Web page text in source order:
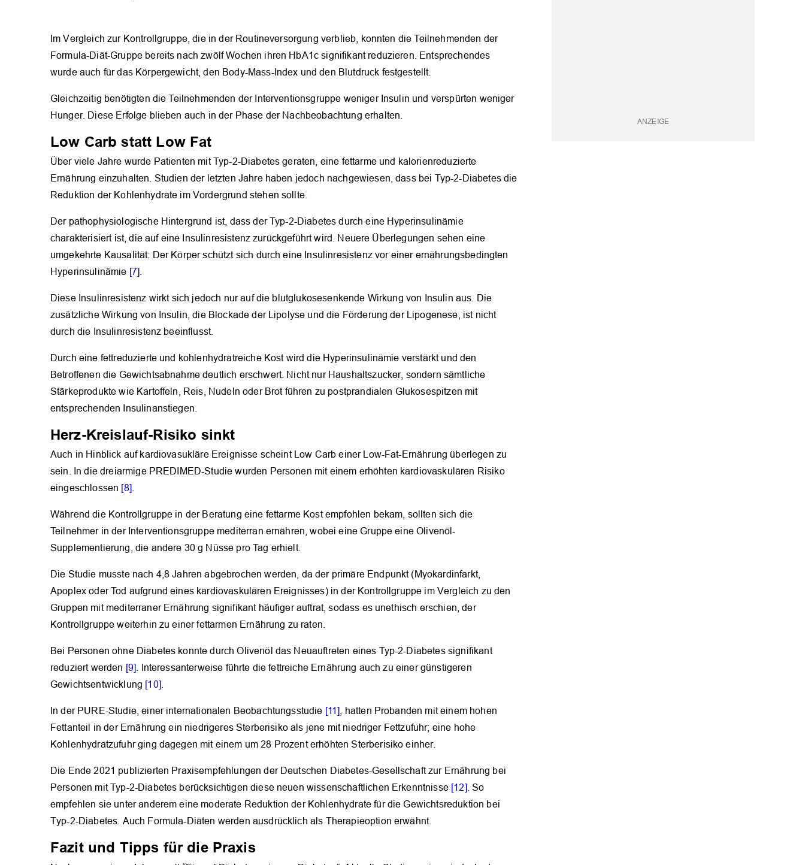
Im Vergleich zur Kontrollgruppe, die in der Routineversorgung verblieb, konnten die Teilnehmenden der
Formula-Diät-Gruppe bereits nach zwölf Wochen ihren HbA1c signifikant reduzieren. Entsprechendes
wurde auch für das Körpergewicht, den Body-Mass-Index und den Blutdruck festgestellt.
Gleichzeitig benötigten die Teilnehmenden der Interventionsgruppe weniger Insulin und verspürten weniger
Hunger. Diese Erfolge blieben auch in der Phase der Nachbeobachtung erhalten.
Low Carb statt Low Fat
Über viele Jahre wurde Patienten mit Typ-2-Diabetes geraten, eine fettarme und kalorienreduzierte
Ernährung einzuhalten. Studien der letzten Jahre haben jedoch nachgewiesen, dass bei Typ-2-Diabetes die
Reduktion der Kohlenhydrate im Vordergrund stehen sollte.
Der pathophysiologische Hintergrund ist, dass der Typ-2-Diabetes durch eine Hyperinsulinämie
charakterisiert ist, die auf eine Insulinresistenz zurückgeführt wird. Neuere Überlegungen sehen eine
umgekehrte Kausalität: Der Körper schützt sich durch eine Insulinresistenz vor einer ernährungsbedingten
Hyperinsulinämie [7]
Diese Insulinresistenz wirkt sich jedoch nur auf die blutglukosesenkende Wirkung von Insulin aus. Die
zusätzliche Wirkung von Insulin, die Blockade der Lipolyse und die Förderung der Lipogenese, ist nicht
durch die Insulinresistenz beeinflusst.
Durch eine fettreduzierte und kohlenhydratreiche Kost wird die Hyperinsulinämie verstärkt und den
Betroffenen die Gewichtsabnahme deutlich erschwert. Nicht nur Haushaltszucker, sondern sämtliche
Stärkeprodukte wie Kartoffeln, Reis, Nudeln oder Brot führen zu postprandialen Glukosespitzen mit
entsprechenden Insulinanstiegen.
Herz-Kreislauf-Risiko sinkt
Auch in Hinblick auf kardiovasukläre Ereignisse scheint Low Carb einer Low-Fat-Ernährung überlegen zu
sein. In die dreiarmige PREDIMED-Studie wurden Personen mit einem erhöhten kardiovaskulären Risiko
eingeschlossen [8]
Während die Kontrollgruppe in der Beratung eine fettarme Kost empfohlen bekam, sollten sich die
Teilnehmer in der Interventionsgruppe mediterran ernähren, wobei eine Gruppe eine Olivenöl-
Supplementierung, die andere 30 g Nüsse pro Tag erhielt.
Die Studie musste nach 4,8 Jahren abgebrochen werden, da der primäre Endpunkt (Myokardinfarkt,
Apoplex oder Tod aufgrund eines kardiovaskulären Ereignisses) in der Kontrollgruppe im Vergleich zu den
Gruppen mit mediterraner Ernährung signifikant häufiger auftrat, sodass es unethisch erschien, der
Kontrollgruppe weiterhin zu einer fettarmen Ernährung zu raten.
Bei Personen ohne Diabetes konnte durch Olivenöl das Neuauftreten eines Typ-2-Diabetes signifikant
reduziert werden [9]
. Interessanterweise führte die fettreiche Ernährung auch zu einer günstigeren
Gewichtsentwicklung [10]
In der PURE-Studie, einer internationalen Beobachtungsstudie [11]
, hatten Probanden mit einem hohen
Fettanteil in der Ernährung ein niedrigeres Sterberisiko als jene mit niedriger Fettzufuhr; eine hohe
Kohlenhydratzufuhr ging dagegen mit einem um 28 Prozent erhöhten Sterberisiko einher.
Die Ende 2021 publizierten Praxisempfehlungen der Deutschen Diabetes-Gesellschaft zur Ernährung bei
Personen mit Typ-2-Diabetes berücksichtigen diese neuen wissenschaftlichen Erkenntnisse [12] . So
empfehlen sie unter anderem eine moderate Reduktion der Kohlenhydrate für die Gewichtsreduktion bei
Typ-2-Diabetes. Auch Formula-Diäten werden ausdrücklich als Therapieoption erwähnt.
Fazit und Tipps für die Praxis